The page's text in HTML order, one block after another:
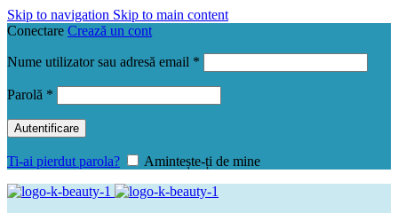
Skip to navigation Skip to main content
Conectare Crează un cont
Nume utilizator sau adresă email *
Parolă *
Autentificare
Ti-ai pierdut parola? Amintește-ți de mine